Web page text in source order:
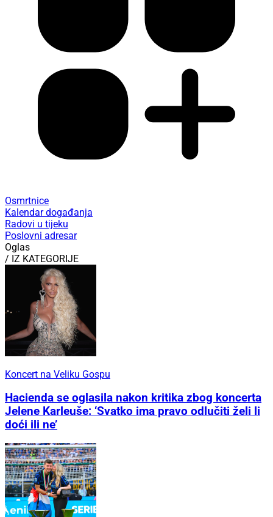
Osmrtnice
Kalendar događanja
Radovi u tijeku
Poslovni adresar
Oglas
/ IZ KATEGORIJE
Koncert na Veliku Gospu
Hacienda se oglasila nakon kritika zbog koncerta
Jelene Karleuše: ‘Svatko ima pravo odlučiti želi li
doći ili ne’